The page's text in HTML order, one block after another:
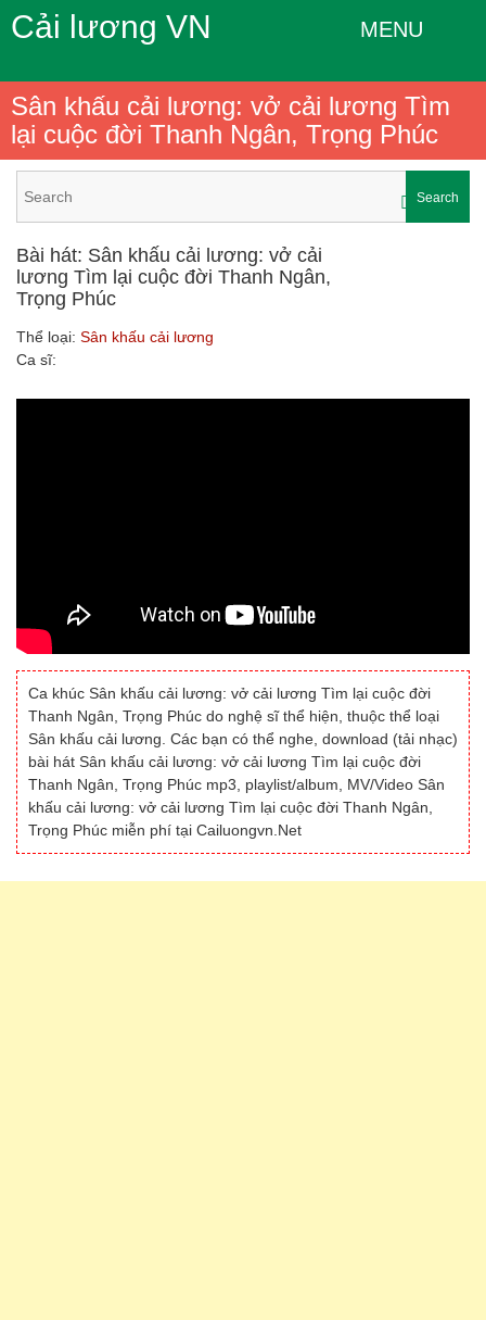
Cải lương VN MENU
Sân khấu cải lương: vở cải lương Tìm
lại cuộc đời Thanh Ngân, Trọng Phúc
Search
Bài hát: Sân khấu cải lương: vở cải
lương Tìm lại cuộc đời Thanh Ngân,
Trọng Phúc
Thể loại: Sân khấu cải lương
Ca sĩ:
Ca khúc Sân khấu cải lương: vở cải lương Tìm lại cuộc đời
Thanh Ngân, Trọng Phúc do nghệ sĩ thể hiện, thuộc thể loại
Sân khấu cải lương. Các bạn có thể nghe, download (tải nhạc)
bài hát Sân khấu cải lương: vở cải lương Tìm lại cuộc đời
Thanh Ngân, Trọng Phúc mp3, playlist/album, MV/Video Sân
khấu cải lương: vở cải lương Tìm lại cuộc đời Thanh Ngân,
Trọng Phúc miễn phí tại Cailuongvn.Net